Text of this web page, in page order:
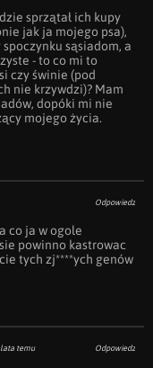
sprzątał ich kupy
jak ja mojego psa),
spoczynku sąsiadom, a
- to co mi to
czy świnie (pod
nie krzywdzi)? Mam
dopóki mi nie
mojego życia.
Odpowiedz
a co ja w ogole
powinno kastrowac
tych zj****ych genów
temu Odpowiedz